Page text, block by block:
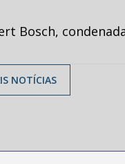
NOTÍCIAS